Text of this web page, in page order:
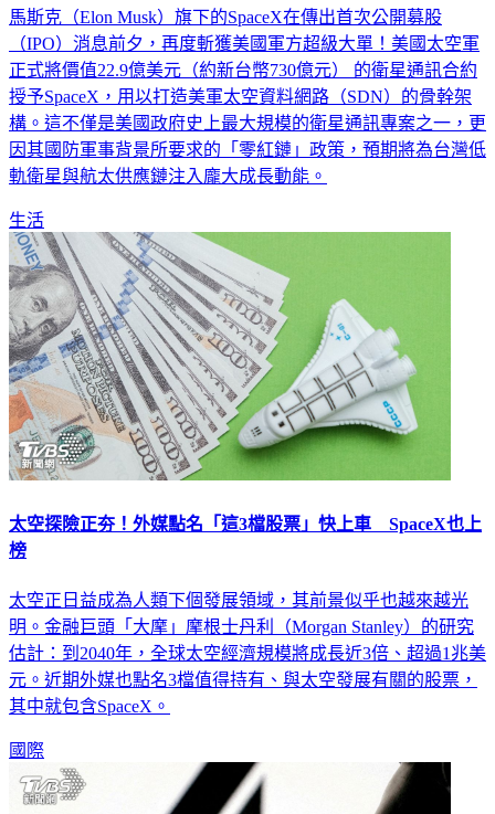
馬斯克（Elon Musk）旗下的SpaceX在傳出首次公開募股
（IPO）消息前夕，再度斬獲美國軍方超級大單！美國太空軍
正式將價值22.9億美元（約新台幣730億元） 的衛星通訊合約
授予SpaceX，用以打造美軍太空資料網路（SDN）的骨幹架
構。這不僅是美國政府史上最大規模的衛星通訊專案之一，更
因其國防軍事背景所要求的「零紅鏈」政策，預期將為台灣低
軌衛星與航太供應鏈注入龐大成長動能。
生活
太空探險正夯！外媒點名「這3檔股票」快上車 SpaceX也上
榜
太空正日益成為人類下個發展領域，其前景似乎也越來越光
明。金融巨頭「大摩」摩根士丹利（Morgan Stanley）的研究
估計：到2040年，全球太空經濟規模將成長近3倍、超過1兆美
元。近期外媒也點名3檔值得持有、與太空發展有關的股票，
其中就包含SpaceX。
國際